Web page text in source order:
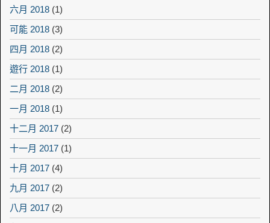
六月 2018 (1)
可能 2018 (3)
四月 2018 (2)
遊行 2018 (1)
二月 2018 (2)
一月 2018 (1)
十二月 2017 (2)
十一月 2017 (1)
十月 2017 (4)
九月 2017 (2)
八月 2017 (2)